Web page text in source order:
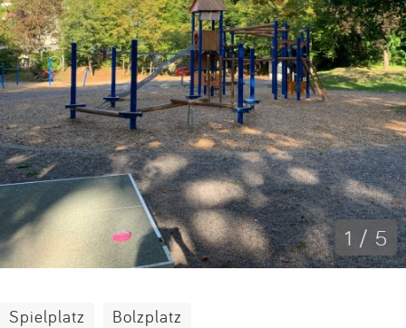
Blog
Partner
Kontakt
Impressum
Anmelden 1 / 5
Spielplatz Bolzplatz